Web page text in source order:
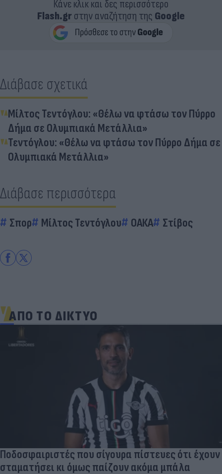
Κάνε κλικ και δες περισσότερο
Flash.grστην αναζήτηση της Google
Διάβασε σχετικά
Μίλτος Τεντόγλου: «Θέλω να φτάσω τον Πύρρο
Δήμα σε Ολυμπιακά Μετάλλια»
Τεντόγλου: «Θέλω να φτάσω τον Πύρρο Δήμα σε
Ολυμπιακά Μετάλλια»
Διάβασε περισσότερα
Σπορ Μίλτος Τεντόγλου ΟΑΚΑ Στίβος
ΑΠΟ ΤΟ ΔΙΚΤΥΟ
Ποδοσφαιριστές που σίγουρα πίστευες ότι έχουν
σταματήσει κι όμως παίζουν ακόμα μπάλα